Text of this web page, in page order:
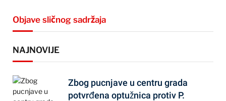
Objave sličnog sadržaja
NAJNOVIJE
Zbog pucnjave u centru grada
potvrđena optužnica protiv P.